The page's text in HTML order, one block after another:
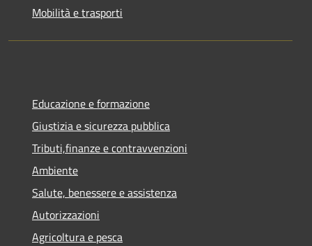
Mobilità e trasporti
Educazione e formazione
Giustizia e sicurezza pubblica
Tributi,finanze e contravvenzioni
Ambiente
Salute, benessere e assistenza
Autorizzazioni
Agricoltura e pesca